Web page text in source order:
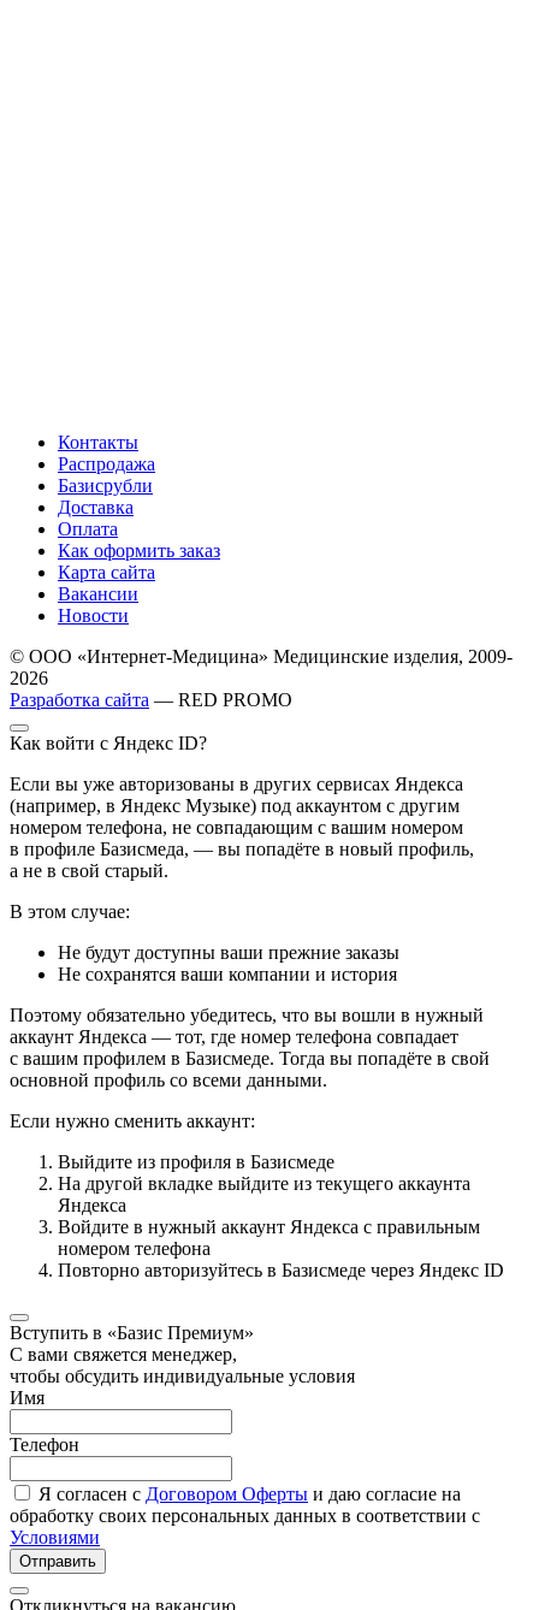
Контакты
Распродажа
Базисрубли
Доставка
Оплата
Как оформить заказ
Карта сайта
Вакансии
Новости
© ООО «Интернет-Медицина» Медицинские изделия, 2009-
2026
Разработка сайта — RED PROMO
Как войти с Яндекс ID?
Если вы уже авторизованы в других сервисах Яндекса
(например, в Яндекс Музыке) под аккаунтом с другим
номером телефона, не совпадающим с вашим номером
в профиле Базисмеда, — вы попадёте в новый профиль,
а не в свой старый.
В этом случае:
Не будут доступны ваши прежние заказы
Не сохранятся ваши компании и история
Поэтому обязательно убедитесь, что вы вошли в нужный
аккаунт Яндекса — тот, где номер телефона совпадает
с вашим профилем в Базисмеде. Тогда вы попадёте в свой
основной профиль со всеми данными.
Если нужно сменить аккаунт:
Выйдите из профиля в Базисмеде
На другой вкладке выйдите из текущего аккаунта
Яндекса
Войдите в нужный аккаунт Яндекса с правильным
номером телефона
Повторно авторизуйтесь в Базисмеде через Яндекс ID
Вступить в «Базис Премиум»
С вами свяжется менеджер,
чтобы обсудить индивидуальные условия
Имя
Телефон
Я согласен с Договором Оферты и даю согласие на
обработку своих персональных данных в соответствии с
Условиями
Отправить
Откликнуться на вакансию